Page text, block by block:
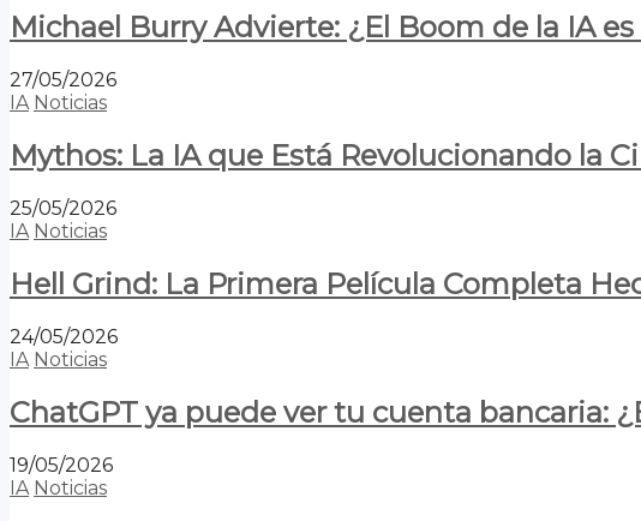
Michael Burry Advierte: ¿El Boom de la IA
27/05/2026
IA Noticias
Mythos: La IA que Está Revolucionando la
25/05/2026
IA Noticias
Hell Grind: La Primera Película Completa
24/05/2026
IA Noticias
ChatGPT ya puede ver tu cuenta bancaria:
19/05/2026
IA Noticias